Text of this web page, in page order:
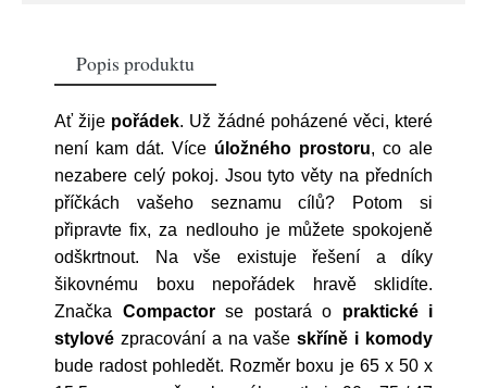
Popis produktu
Ať žije pořádek. Už žádné poházené věci, které
není kam dát. Více úložného prostoru, co ale
nezabere celý pokoj. Jsou tyto věty na předních
příčkách vašeho seznamu cílů? Potom si
připravte fix, za nedlouho je můžete spokojeně
odškrtnout. Na vše existuje řešení a díky
šikovnému boxu nepořádek hravě sklidíte.
Značka Compactorse postará o praktické i
stylové zpracování a na vašeskříně i komody
bude radost pohledět. Rozměr boxu je 65 x 50 x